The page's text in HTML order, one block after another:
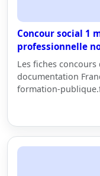
Concour social 1
professionnelle
Les fiches concours
documentation
formation-